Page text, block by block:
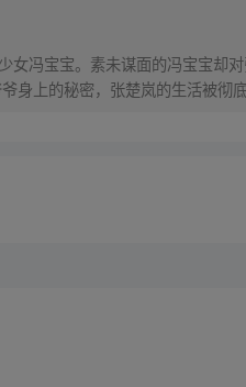
女冯宝宝。素未谋面的冯宝宝却
上的秘密，张楚岚的生活被彻